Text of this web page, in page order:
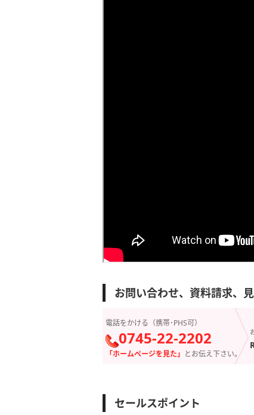
お問い合わせ、資料請求、
電話をかける（携帯･PHS可）
0745-22-2202
「ホームページを見た」 とお伝え下さい。
セールスポイント